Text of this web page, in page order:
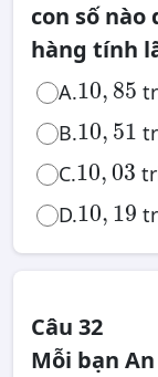
con số
hàng tính
A.10, 85
10 85
B.10, 51
10 51
C.10,03
10 03
D.10, 19
10 19
Câu 32
Mỗi bạn